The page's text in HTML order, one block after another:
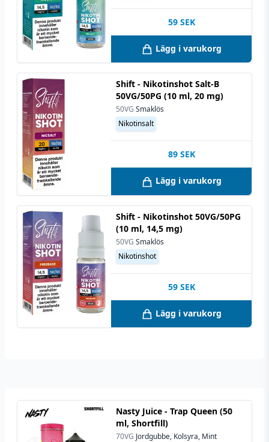
59 SEK
Lägg i varukorg
Shift - Nikotinshot Salt-B
50VG/50PG (10 ml, 20 mg)
50VG Smaklös
Nikotinsalt
89 SEK
Lägg i varukorg
Shift - Nikotinshot 50VG/50PG
(10 ml, 14,5 mg)
50VG Smaklös
Nikotinshot
59 SEK
Lägg i varukorg
Nasty Juice - Trap Queen (50
ml, Shortfill)
70VG Jordgubbe, Kolsyra, Mint